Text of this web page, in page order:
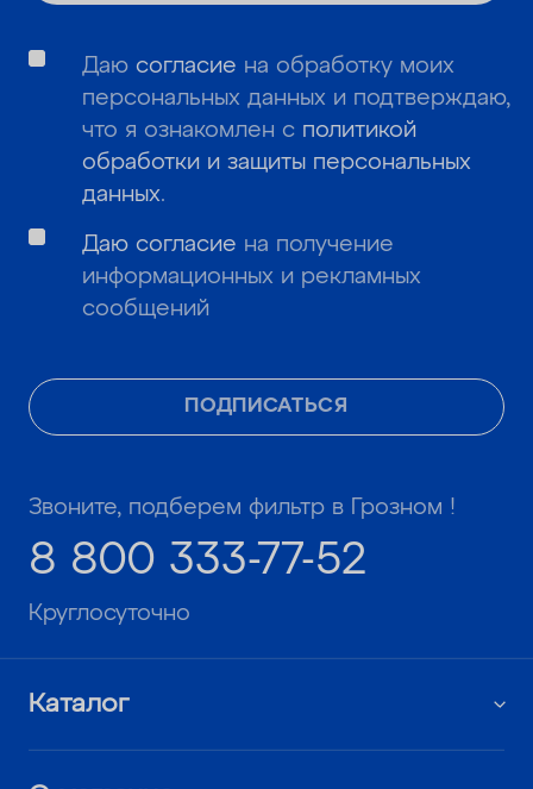
ПОДПИСАТЬСЯ
Даю согласие на обработку моих
персональных данных и подтверждаю,
что я ознакомлен с политикой
обработки и защиты персональных
данных.
Даю согласие на получение
информационных и рекламных
сообщений
Звоните, подберем фильтр в Грозном !
8 800 333-77-52
Круглосуточно
Каталог